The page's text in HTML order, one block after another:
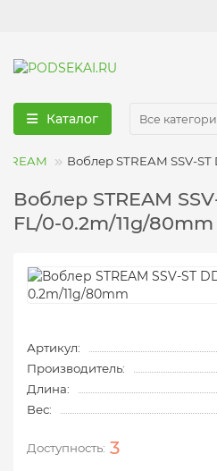
Каталог Все
Воблер STREAM SSV-
Воблер STREAM
FL/0-0.2m/11g/80mm
Артикул:
Производитель:
Длина:
Вес:
3